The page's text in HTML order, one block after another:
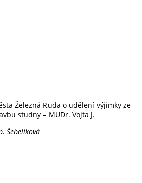
Železná Ruda o udělení výjimky ze
studny – MUDr. Vojta J.
Šebelíková